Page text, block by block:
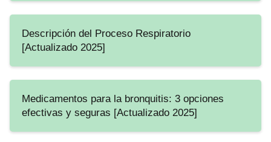
Descripción del Proceso Respiratorio
[Actualizado 2025]
Medicamentos para la bronquitis: 3 opciones
efectivas y seguras [Actualizado 2025]